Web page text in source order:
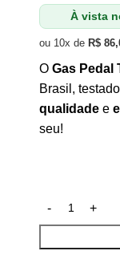
À vista
ou 10x de R$
O Gas Pedal
Brasil,
qualidade e
seu!